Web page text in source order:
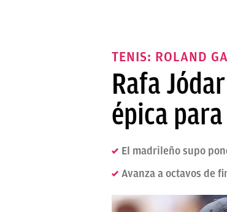
TENIS: ROLAND
Rafa
épica
El madrileño supo
Avanza a octavos de